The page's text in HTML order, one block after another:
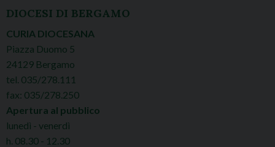
DIOCESI DI BERGAMO
CURIA DIOCESANA
Piazza Duomo 5
24129 Bergamo
tel. 035/278.111
fax: 035/278.250
Apertura al pubblico
lunedì - venerdì
h. 08.30 - 12.30